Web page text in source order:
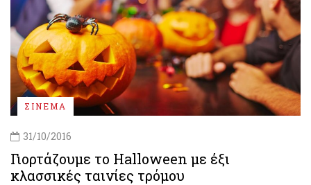
ΣΙΝΕΜΑ
31/10/2016
Γιορτάζουμε το Halloween με έξι
κλασσικές ταινίες τρόμου